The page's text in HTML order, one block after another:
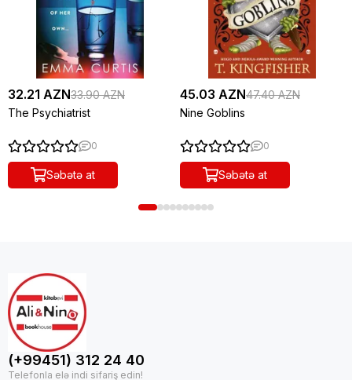
32.21 AZN33.90 AZN
The Psychiatrist
0
Səbətə at
45.03 AZN47.40 AZN
Nine Goblins
0
Səbətə at
(+99451) 312 24 40